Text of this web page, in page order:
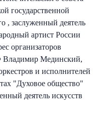
государственной
, заслуженный деятель
артист России
организаторов
Владимир Мединский,
и исполнителей
"Духовое общество"
деятель искусств